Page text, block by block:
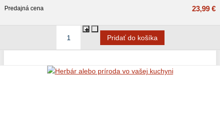
Predajná cena
23,99 €